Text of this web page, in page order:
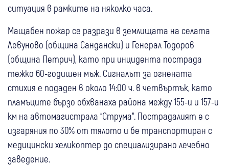
ситуация в рамките на няколко часа.
Мащабен пожар се разрази в землищата на селата
Левуново (община Сандански) и Генерал Тодоров
(община Петрич), като при инцидента пострада
тежко 60-годишен мъж. Сигналът за огнената
стихия е подаден в около 14:00 ч. в четвъртък, като
пламъците бързо обхванаха района между 155-и и 157-и
км на автомагистрала “Струма“. Пострадалият е с
изгаряния по 30% от тялото и бе транспортиран с
медицински хеликоптер до специализирано лечебно
заведение.